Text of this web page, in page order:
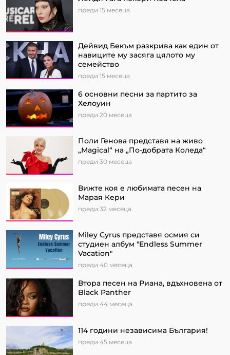
преди 15 месеца
Дейвид Бекъм разкрива как един от
навиците му засяга цялото му
семейство
преди 15 месеца
6 основни песни за партито за
Хелоуин
преди 20 месеца
Поли Генова представя на живо
„Magical“ на „По-добрата Коледа“
преди 30 месеца
Вижте коя е любимата песен на
Марая Кери
преди 32 месеца
Miley Cyrus представя осмия си
студиен албум "Endless Summer
Vacation"
преди 40 месеца
Втора песен на Риана, вдъхновена от
Black Panther
преди 44 месеца
114 години независима България!
преди 45 месеца